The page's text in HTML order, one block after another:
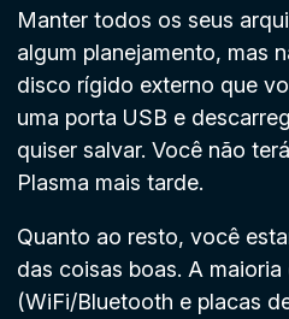
Manter todos os seus
algum planejamento, mas
disco rígido externo que
uma porta USB e
quiser salvar. Você não
Plasma mais tarde.
Quanto ao resto, você
das coisas boas. A
(WiFi/Bluetooth e placas